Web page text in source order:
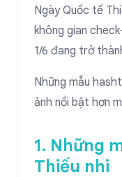
Ngày Quốc tế
không gian
1/6 đang trở
Những mẫu
ảnh nổi bật hơn
1. Những
Thiếu nhi